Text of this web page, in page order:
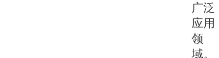
广泛
应用
领
域。